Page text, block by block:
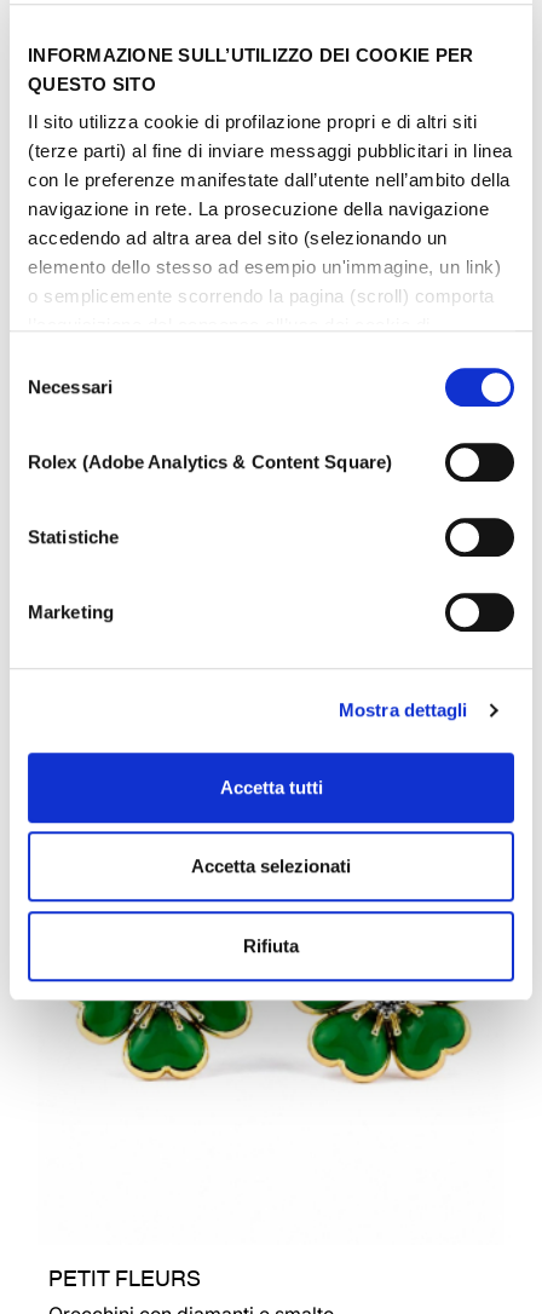
INFORMAZIONE SULL’UTILIZZO DEI COOKIE PER
QUESTO SITO
Il sito utilizza cookie di profilazione propri e di altri siti
(terze parti) al fine di inviare messaggi pubblicitari in linea
con le preferenze manifestate dall’utente nell’ambito della
navigazione in rete. La prosecuzione della navigazione
accedendo ad altra area del sito (selezionando un
elemento dello stesso ad esempio un'immagine, un link)
o semplicemente scorrendo la pagina (scroll) comporta
impostazioni relative ai cookie scegliendo quali tipologie
di cookie autorizzare (di profilazione, tecnici o analitici).
Nell’ipotesi in cui le impostazioni venissero modificate,
non è possibile garantire il corretto funzionamento del
Per saperne di più, o negare il consenso all’utilizzo a tutti
delNecessari
Rolex (Adobe Analytics & Content Square)
Statistiche
Marketing
Mostra dettagli
Accetta tutti
Accetta selezionati
Rifiuta
PETIT FLEURS
PETIT FLEURS